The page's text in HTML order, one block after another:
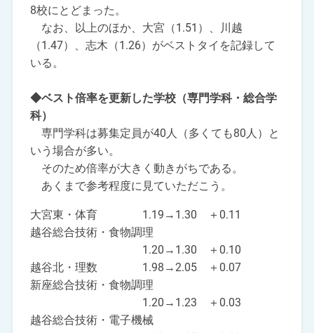
8校にとどまった。
なお、以上のほか、大宮（1.51）、川越
（1.47）、志木（1.26）がベストタイを記録して
いる。
◆ベスト倍率を更新した学校（専門学科・総合学
科）
専門学科は募集定員が40人（多くても80人）と
いう場合が多い。
そのため倍率が大きく動きがちである。
あくまで参考程度に見ていただこう。
大宮東・体育 1.19→1.30 ＋0.11
越谷総合技術・食物調理
1.20→1.30 ＋0.10
越谷北・理数 1.98→2.05 ＋0.07
新座総合技術・食物調理
1.20→1.23 ＋0.03
越谷総合技術・電子機械